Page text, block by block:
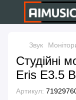
Звук
Студійні
Eris E3.5
Артикул: